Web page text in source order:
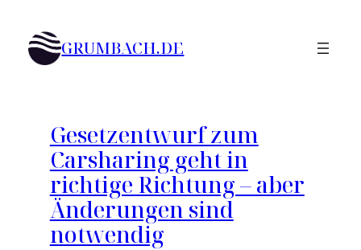
Inhalt
springen GRUMBACH.DE
Gesetzentwurf zum
Carsharing geht in
richtige Richtung – aber
Änderungen sind
notwendig